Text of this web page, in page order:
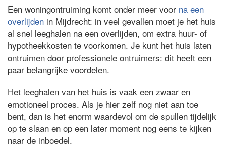
Een woningontruiming komt onder meer voor na een
overlijden in Mijdrecht: in veel gevallen moet je het huis
al snel leeghalen na een overlijden, om extra huur- of
hypotheekkosten te voorkomen. Je kunt het huis laten
ontruimen door professionele ontruimers: dit heeft een
paar belangrijke voordelen.
Het leeghalen van het huis is vaak een zwaar en
emotioneel proces. Als je hier zelf nog niet aan toe
bent, dan is het enorm waardevol om de spullen tijdelijk
op te slaan en op een later moment nog eens te kijken
naar de inboedel.